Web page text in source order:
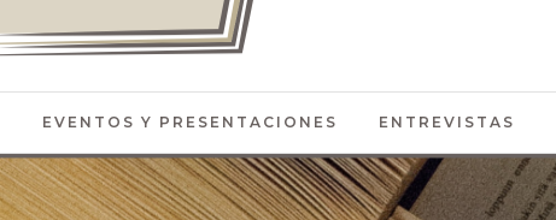
EVENTOS Y PRESENTACIONES ENTREVISTAS